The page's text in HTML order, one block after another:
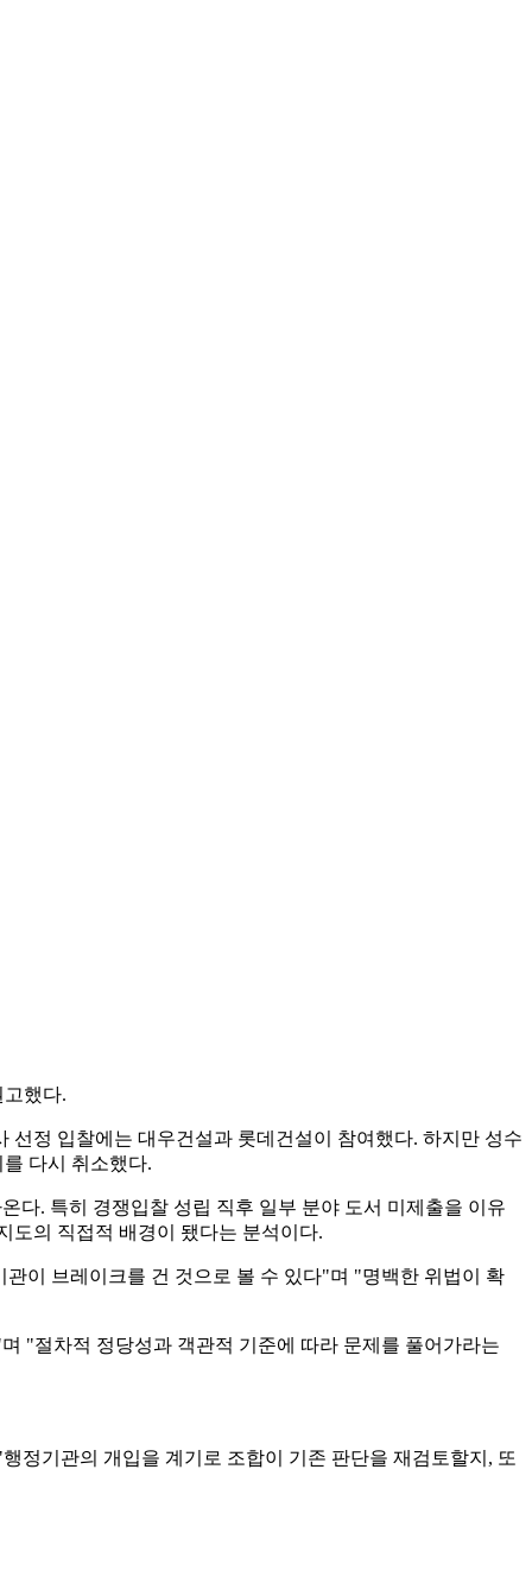
했다.
정 입찰에는 대우건설과 롯데건설이 참여했다. 하지만 성수
다시 취소했다.
다. 특히 경쟁입찰 성립 직후 일부 분야 도서 미제출을 이유
도의 직접적 배경이 됐다는 분석이다.
이 브레이크를 건 것으로 볼 수 있다"며 "명백한 위법이 확
"절차적 정당성과 객관적 기준에 따라 문제를 풀어가라는
정기관의 개입을 계기로 조합이 기존 판단을 재검토할지, 또